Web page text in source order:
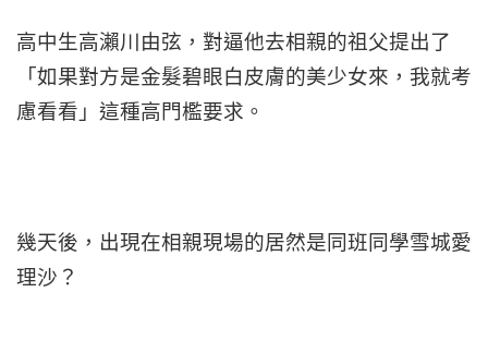
高中生高瀨川由弦，對逼他去相親的祖父提出了
「如果對方是金髮碧眼白皮膚的美少女來，我就考
慮看看」這種高門檻要求。
幾天後，出現在相親現場的居然是同班同學雪城愛
理沙？